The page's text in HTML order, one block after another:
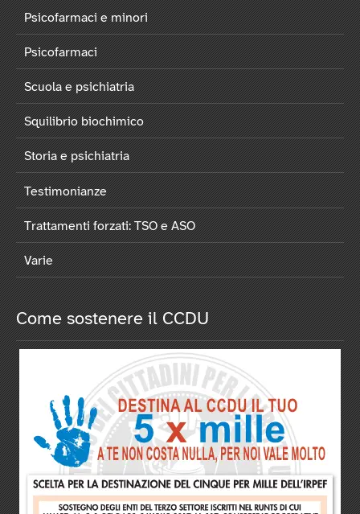
Psicofarmaci e minori
Psicofarmaci
Scuola e psichiatria
Squilibrio biochimico
Storia e psichiatria
Testimonianze
Trattamenti forzati: TSO e ASO
Varie
Come sostenere il CCDU